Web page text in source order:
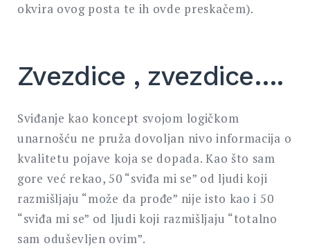
okvira ovog posta te ih ovde preskačem).
Zvezdice , zvezdice….
Sviđanje kao koncept svojom logičkom
unarnošću ne pruža dovoljan nivo informacija o
kvalitetu pojave koja se dopada. Kao što sam
gore već rekao, 50 “sviđa mi se” od ljudi koji
razmišljaju “može da prođe” nije isto kao i 50
“sviđa mi se” od ljudi koji razmišljaju “totalno
sam oduševljen ovim”.